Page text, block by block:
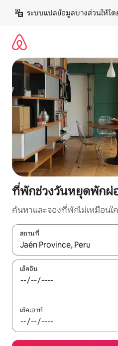
เนื้อหา
ระบบแปลข้อมูลบางส่วนให้โ
ที่พักช่วงวันหยุดพักผ่
ค้นหาและจองที่พักไม่เหมือนใ
สถานที่
ใช้ลูกศรขึ้นลง หรือใช้การสัมผัส
เช็คอิน
เช็คเอาท์